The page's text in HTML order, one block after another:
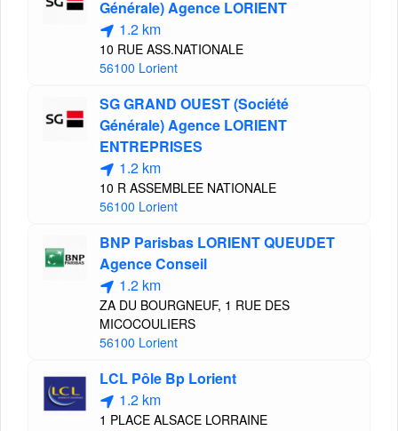
Générale) Agence LORIENT
1.2 km
10 RUE ASS.NATIONALE
56100 Lorient
SG GRAND OUEST (Société
Générale) Agence LORIENT
ENTREPRISES
1.2 km
10 R ASSEMBLEE NATIONALE
56100 Lorient
BNP Parisbas LORIENT QUEUDET
Agence Conseil
1.2 km
ZA DU BOURGNEUF, 1 RUE DES
MICOCOULIERS
56100 Lorient
LCL Pôle Bp Lorient
1.2 km
1 PLACE ALSACE LORRAINE